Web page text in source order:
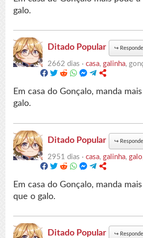
galo.
Ditado Popular ↪
2662 dias ·casa,galinha,
Em casa do Gonçalo, manda
galo.
Ditado Popular ↪
2951 dias ·casa,galinha,galo
Em casa do Gonçalo, manda
que o galo.
Ditado Popular ↪